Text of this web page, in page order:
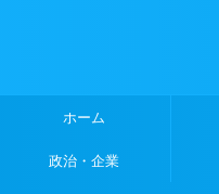
ホーム
政治・企業